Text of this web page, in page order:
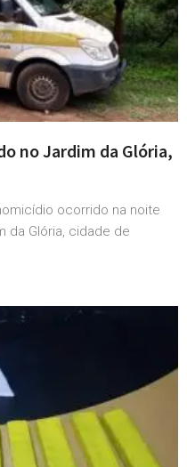
no Jardim da Glória,
ocorrido na noite
da Glória, cidade de